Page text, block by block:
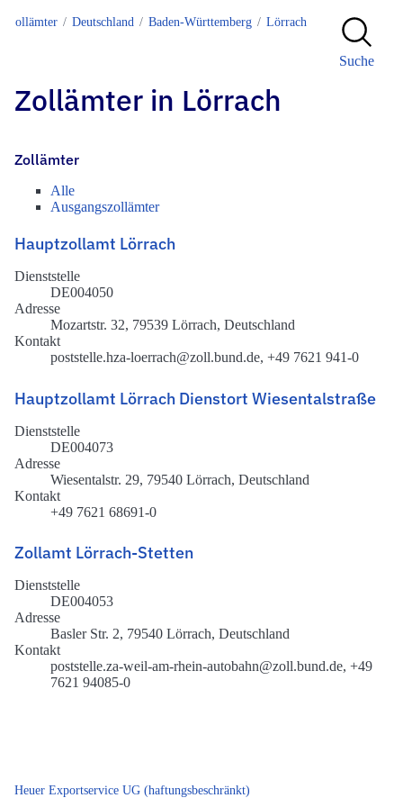
Zollämter Deutschland Baden-Württemberg Lörrach
Suche
Zollämter in Lörrach
Zollämter
Alle
Ausgangszollämter
Hauptzollamt Lörrach
Dienststelle
DE004050
Adresse
Mozartstr. 32, 79539 Lörrach, Deutschland
Kontakt
poststelle.hza-loerrach@zoll.bund.de, +49 7621 941-0
Hauptzollamt Lörrach Dienstort Wiesentalstraße
Dienststelle
DE004073
Adresse
Wiesentalstr. 29, 79540 Lörrach, Deutschland
Kontakt
+49 7621 68691-0
Zollamt Lörrach-Stetten
Dienststelle
DE004053
Adresse
Basler Str. 2, 79540 Lörrach, Deutschland
Kontakt
poststelle.za-weil-am-rhein-autobahn@zoll.bund.de, +49
7621 94085-0
Heuer Exportservice UG (haftungsbeschränkt)